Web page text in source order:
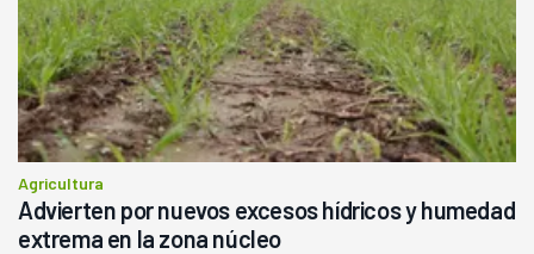
Agricultura
Advierten por nuevos excesos hídricos y humedad
extrema en la zona núcleo